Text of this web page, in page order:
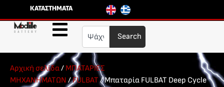
ΚΑΤΑΣΤΗΜΑΤΑ
Search
Αρχική σελίδα/ ΜΠΑΤΑΡΙΕΣ
ΜΗΧΑΝΗΜΑΤΩΝ /FULBAT/ Μπαταρία FULBAT Deep Cycle